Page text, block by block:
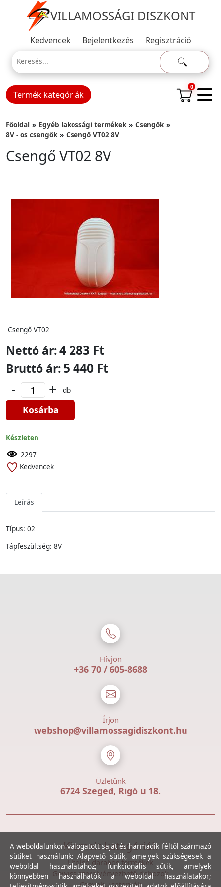
VILLAMOSSÁGI DISZKONT
Kedvencek Bejelentkezés Regisztráció
Termék kategóriák
0
Főoldal Egyéb lakossági termékek
Csengők
8V - os csengők
Csengő VT02 8V
Csengő VT02 8V
Csengő VT02
Nettó ár:4 283 Ft
Bruttó ár:5 440 Ft
- + db
Kosárba
Készleten
2297
Kedvencek
Leírás
Típus: 02
Tápfeszültség: 8V
Hívjon
+36 70 / 605-8688
Írjon
webshop@villamossagidiszkont.hu
Üzletünk
6724 Szeged, Rigó u 18.
Kiemelt kategóriák
Utolsó darabos termékek
Gewiss szerelvényezhető dobozok
Csövek, csatornák
A weboldalunkon válogatott saját és harmadik féltől származó
sütiket használunk: Alapvető sütik, amelyek szükségesek a
weboldal használatához; funkcionális sütik, amelyek
könnyebben használhatók a weboldal használatakor;